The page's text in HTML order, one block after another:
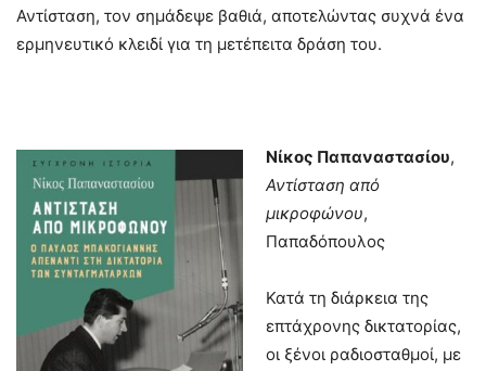
Αντίσταση, τον σημάδεψε βαθιά, αποτελώντας συχνά ένα
ερμηνευτικό κλειδί για τη μετέπειτα δράση του.
Νίκος Παπαναστασίου,
Αντίσταση από
μικροφώνου,
Παπαδόπουλος
Κατά τη διάρκεια της
επτάχρονης δικτατορίας,
οι ξένοι ραδιοσταθμοί, με